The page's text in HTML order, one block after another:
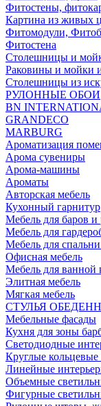
Фитостены,
Картина из живых
Фитомодули,
Фитостена
Столешницы и
Раковины и мойки
Столешницы из
РУЛОННЫЕ ОБОИ
BN
GRANDECO
MARBURG
Ароматизация
Арома сувениры
Арома-машины
Ароматы
Авторская мебель
Кухонный гарнитур
Мебель для баров и
Мебель для
Мебель для
Офисная мебель
Мебель для ванной
Элитная мебель
Мягкая мебель
СТУЛЬЯ
Мебельные фасады
Кухня для зоны
Светодиодные
Круглые кольцевые
Линейные
Объемные
Фигурные